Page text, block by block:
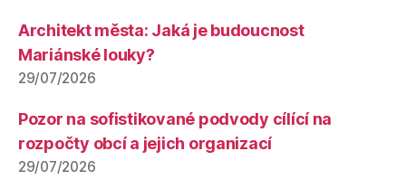
Architekt města: Jaká je budoucnost
Mariánské louky?
29/07/2026
Pozor na sofistikované podvody cílící na
rozpočty obcí a jejich organizací
29/07/2026